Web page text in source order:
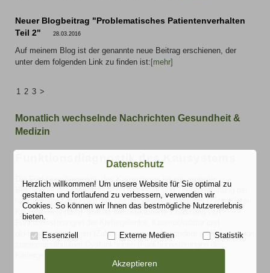
Neuer Blogbeitrag "Problematisches Patientenverhalten
Teil 2"
28.03.2016
Auf meinem Blog ist der genannte neue Beitrag erschienen, der
unter dem folgenden Link zu finden ist: [mehr]
1 2 3 >
Monatlich wechselnde Nachrichten Gesundheit &
Medizin
Funktionsdiagnostik des Kausystems
Die Funktionsdiagnostik des Kausystems ist ein zentraler
Bestandteil der zahnärztlichen Diagnostik und Therapieplanung bei
funktionellen Störungen des stomatognathen Systems (Zahn-Kiefer-
Kaumuskelsystem). Ziel ist die strukturierte Erfassung von
okklusalen Strukturen (Zahnkontakte), insbesondere im Rahmen von
Datenschutz
Herzlich willkommen! Um unsere Website für Sie optimal zu
gestalten und fortlaufend zu verbessern, verwenden wir
Cookies. So können wir Ihnen das bestmögliche Nutzererlebnis
bieten.
Essenziell Externe Medien Statistik
Akzeptieren